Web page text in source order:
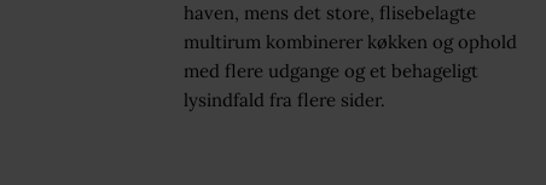
haven, mens det store, flisebelagte
multirum kombinerer køkken og ophold
med flere udgange og et behageligt
lysindfald fra flere sider.